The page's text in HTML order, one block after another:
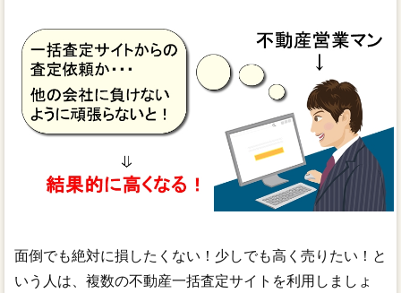
面倒でも絶対に損したくない！少しでも高く売りたい！と
いう人は、複数の不動産一括査定サイトを利用しましょ